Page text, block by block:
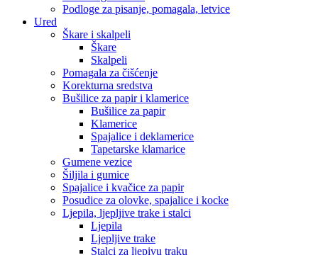
Podloge za pisanje, pomagala, letvice
Ured
Škare i skalpeli
Škare
Skalpeli
Pomagala za čišćenje
Korekturna sredstva
Bušilice za papir i klamerice
Bušilice za papir
Klamerice
Spajalice i deklamerice
Tapetarske klamarice
Gumene vezice
Šiljila i gumice
Spajalice i kvačice za papir
Posudice za olovke, spajalice i kocke
Ljepila, ljepljive trake i stalci
Ljepila
Ljepljive trake
Stalci za ljepivu traku